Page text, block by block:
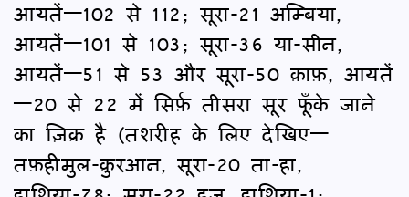
आयतें—102 से 112; सूरा-21 अम्बिया,
आयतें—101 से 103; सूरा-36 या-सीन,
आयतें—51 से 53 और सूरा-50 क़ाफ़, आयतें
—20 से 22 में सिर्फ़ तीसरा सूर फूँके जाने
का ज़िक्र है (तशरीह के लिए देखिए—
तफ़हीमुल-क़ुरआन, सूरा-20 ता-हा,